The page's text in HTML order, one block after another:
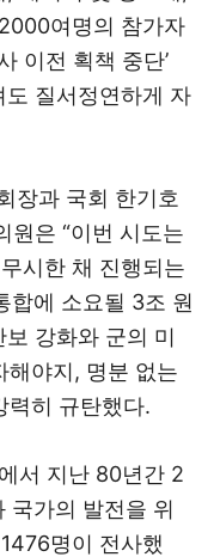
여명의 참가자
이전 획책 중단’
질서정연하게 자
장과 국회 한기호
원은 “이번 시도는
시한 채 진행되는
합에 소요될 3조 원
강화와 군의 미
해야지, 명분 없는
력히 규탄했다.
서 지난 80년간 2
국가의 발전을 위
명이 전사했